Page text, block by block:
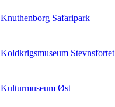
Knuthenborg Safaripark
Koldkrigsmuseum Stevnsfortet
Kulturmuseum Øst